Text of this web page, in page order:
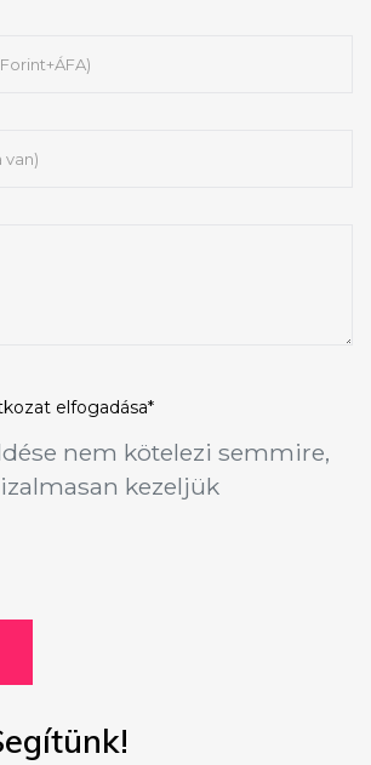
elfogadása*
nem kötelezi semmire,
kezeljük